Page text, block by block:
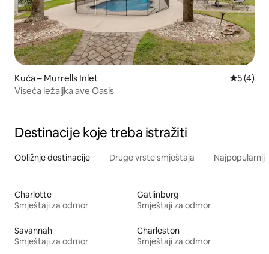
Kuća – Murrells Inlet
5 (4)
Viseća ležaljka ave Oasis
Destinacije koje treba istražiti
Obližnje destinacije Druge vrste smještaja
Charlotte
Smještaji za odmor
Gatlinburg
Smještaji za odmor
Savannah
Smještaji za odmor
Charleston
Smještaji za odmor